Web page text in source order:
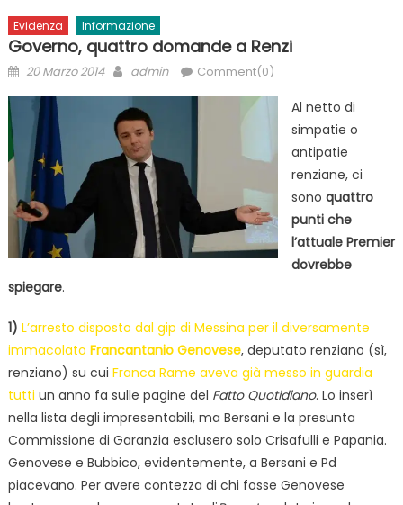
Evidenza Informazione
Governo, quattro domande a Renzi
Posted
20 Marzo 2014 Author
admin Comment(0)
Al netto di
simpatie o
antipatie
renziane, ci
sono quattro
punti che
l’attuale Premier
dovrebbe
spiegare.
1) L’arresto disposto dal gip di Messina per il diversamente
immacolato Francantanio Genovese, deputato renziano (sì,
renziano) su cui Franca Rame aveva già messo in guardia
tutti un anno fa sulle pagine del Fatto Quotidiano. Lo inserì
nella lista degli impresentabili, ma Bersani e la presunta
Commissione di Garanzia esclusero solo Crisafulli e Papania.
Genovese e Bubbico, evidentemente, a Bersani e Pd
piacevano. Per avere contezza di chi fosse Genovese